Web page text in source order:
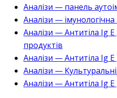
Аналізи — панель
Аналізи —
Аналізи — Антитіла Ig
продуктів
Аналізи — Антитіла Ig
Аналізи —
Аналізи — Антитіла Ig